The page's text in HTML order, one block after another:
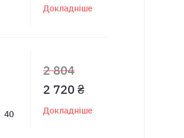
Докладніше
40
2 804
2 720 ₴
Докладніше